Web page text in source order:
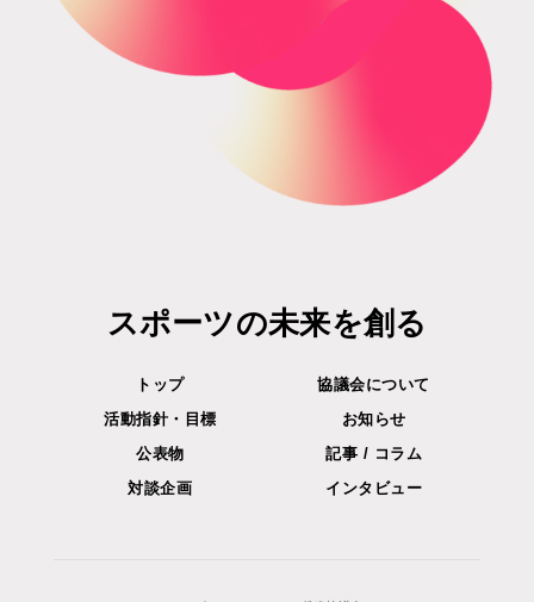
スポーツの未来を創る
トップ
協議会について
活動指針・目標
お知らせ
公表物
記事 / コラム
対談企画
インタビュー